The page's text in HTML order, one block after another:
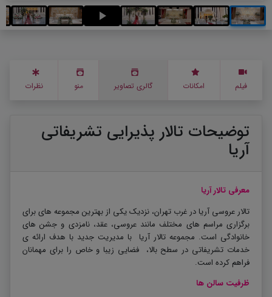
فیلم امکانات گالری تصاویر منو نظرات
توضیحات تالار پذیرایی تشریفاتی
آریا
معرفی تالار آریا
تالار عروسی آریا در غرب تهران، نزدیک یکی از بهترین مجموعه های برای
برگزاری مراسم های مختلف مانند عروسی، عقد، نامزدی و جشن های
خانوادگی است. مجموعه تالار آریا با مدیریت جدید با هدف ارائه ی
خدمات تشریفاتی در سطح بالا، فضایی زیبا و خاص را برای مهمانان
فراهم کرده است.
ظرفیت سالن ها